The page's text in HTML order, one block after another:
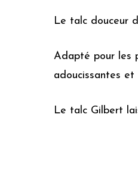
Le talc douceur
Adapté pour les
adoucissantes
Le talc Gilbert